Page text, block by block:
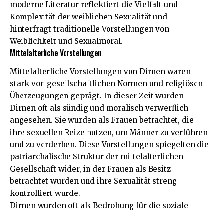
moderne Literatur reflektiert die Vielfalt und
Komplexität der weiblichen Sexualität und
hinterfragt traditionelle Vorstellungen von
Weiblichkeit und Sexualmoral.
Mittelalterliche Vorstellungen
Mittelalterliche Vorstellungen von Dirnen waren
stark von gesellschaftlichen Normen und religiösen
Überzeugungen geprägt. In dieser Zeit wurden
Dirnen oft als sündig und moralisch verwerflich
angesehen. Sie wurden als Frauen betrachtet, die
ihre sexuellen Reize nutzen, um Männer zu verführen
und zu verderben. Diese Vorstellungen spiegelten die
patriarchalische Struktur der mittelalterlichen
Gesellschaft wider, in der Frauen als Besitz
betrachtet wurden und ihre Sexualität streng
kontrolliert wurde.
Dirnen wurden oft als Bedrohung für die soziale